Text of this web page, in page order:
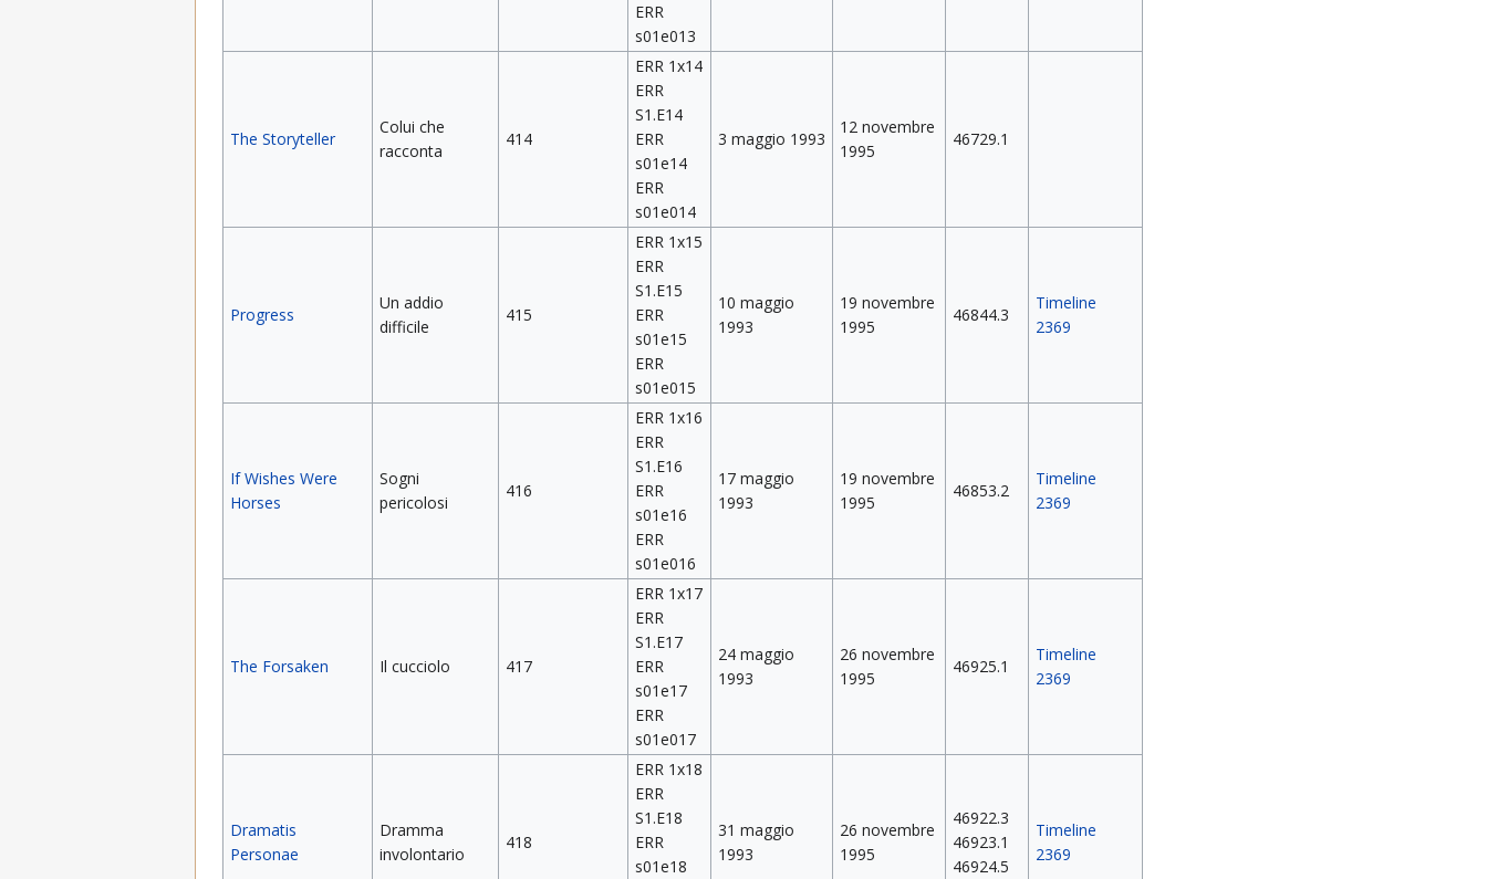
ERR
s01e013
The Storyteller
Colui che
racconta
414
ERR 1x14
ERR
S1.E14
ERR
s01e14
ERR
s01e014
3 maggio 1993
12 novembre
1995
46729.1
Progress
Un addio
difficile
415
ERR 1x15
ERR
S1.E15
ERR
s01e15
ERR
s01e015
10 maggio
1993
19 novembre
1995
46844.3
Timeline
2369
If Wishes Were
Horses
Sogni
pericolosi
416
ERR 1x16
ERR
S1.E16
ERR
s01e16
ERR
s01e016
17 maggio
1993
19 novembre
1995
46853.2
Timeline
2369
The Forsaken Il cucciolo 417
ERR 1x17
ERR
S1.E17
ERR
s01e17
ERR
s01e017
24 maggio
1993
26 novembre
1995
46925.1
Timeline
2369
Dramatis
Personae
Dramma
involontario
418
ERR 1x18
ERR
S1.E18
ERR
s01e18
31 maggio
1993
26 novembre
1995
46922.3
46923.1
46924.5
Timeline
2369